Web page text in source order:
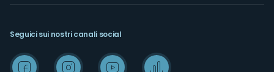
Seguici sui nostri canali social